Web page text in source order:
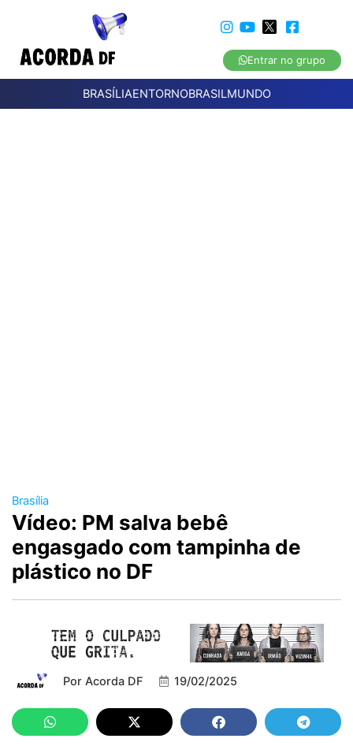
Entrar no grupo
BRASÍLIAENTORNOBRASILMUNDO
Brasília
Vídeo: PM salva bebê
engasgado com tampinha de
plástico no DF
Por Acorda DF 19/02/2025